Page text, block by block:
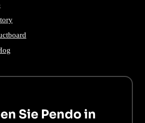
Sie Pendo in